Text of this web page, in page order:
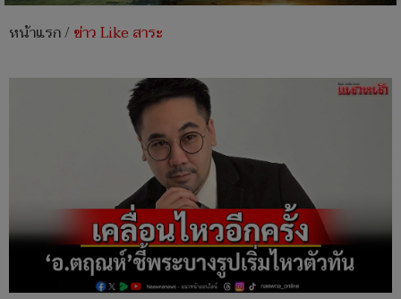
หน้าแรก/ข่าว Like สาระ